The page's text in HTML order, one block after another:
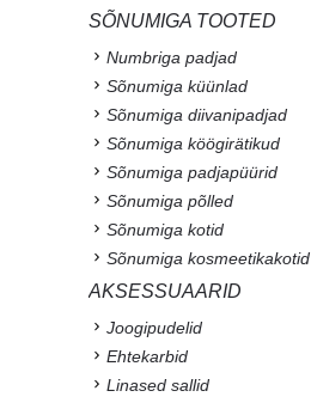
SÕNUMIGA TOOTED
Numbriga padjad
Sõnumiga küünlad
Sõnumiga diivanipadjad
Sõnumiga köögirätikud
Sõnumiga padjapüürid
Sõnumiga põlled
Sõnumiga kotid
Sõnumiga kosmeetikakotid
AKSESSUAARID
Joogipudelid
Ehtekarbid
Linased sallid